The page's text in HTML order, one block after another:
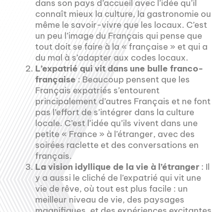
dans son pays d’accueil avec l’idée qu’il
connaît mieux la culture, la gastronomie ou
même le savoir-vivre que les locaux. C’est
un peu l’image du Français qui pense que
tout doit se faire à la « française » et qui a
du mal à s’adapter aux codes locaux.
L’expatrié qui vit dans une bulle franco-
française : Beaucoup pensent que les
Français expatriés s’entourent
principalement d’autres Français et ne font
pas l’effort de s’intégrer dans la culture
locale. C’est l’idée qu’ils vivent dans une
petite « France » à l’étranger, avec des
soirées raclette et des conversations en
français.
La vision idyllique de la vie à l’étranger : Il
y a aussi le cliché de l’expatrié qui vit une
vie de rêve, où tout est plus facile : un
meilleur niveau de vie, des paysages